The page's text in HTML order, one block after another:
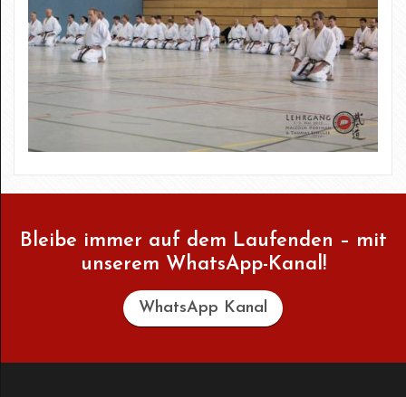
Bleibe immer auf dem Laufenden – mit
unserem WhatsApp-Kanal!
WhatsApp Kanal